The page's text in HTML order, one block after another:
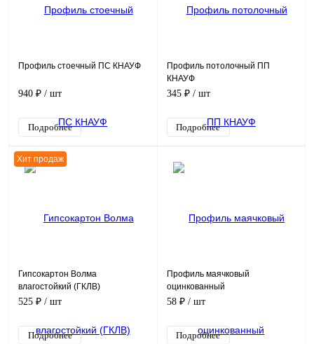
Профиль стоечный ПС КНАУФ
940 ₽ / шт
Подробнее
Профиль потолочный ПП
КНАУФ
345 ₽ / шт
Подробнее
Хит продаж
Гипсокартон Волма
влагостойкий (ГКЛВ)
525 ₽ / шт
Подробнее
Профиль маячковый
оцинкованный
58 ₽ / шт
Подробнее